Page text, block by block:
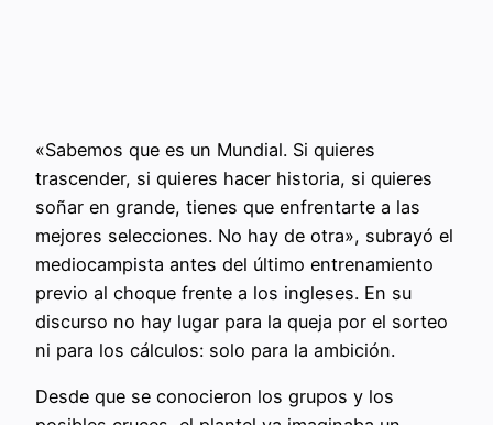
«Sabemos que es un Mundial. Si quieres
trascender, si quieres hacer historia, si quieres
soñar en grande, tienes que enfrentarte a las
mejores selecciones. No hay de otra», subrayó el
mediocampista antes del último entrenamiento
previo al choque frente a los ingleses. En su
discurso no hay lugar para la queja por el sorteo
ni para los cálculos: solo para la ambición.
Desde que se conocieron los grupos y los